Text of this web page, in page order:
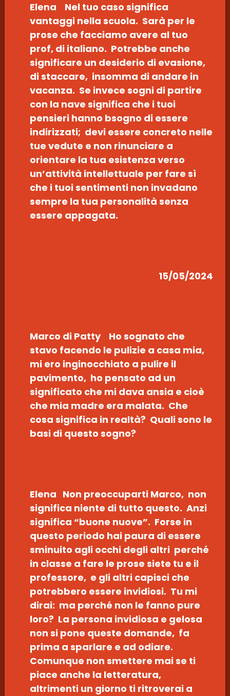
Elena Nel tuo caso significa
vantaggi nella scuola. Sarà per le
prose che facciamo avere al tuo
prof, di italiano. Potrebbe anche
significare un desiderio di evasione,
di staccare, insomma di andare in
vacanza. Se invece sogni di partire
con la nave significa che i tuoi
pensieri hanno bsogno di essere
indirizzati; devi essere concreto nelle
tue vedute e non rinunciare a
orientare la tua esistenza verso
un’attività intellettuale per fare sì
che i tuoi sentimenti non invadano
sempre la tua personalità senza
essere appagata.
15/05/2024
Marco di Patty Ho sognato che
stavo facendo le pulizie a casa mia,
mi ero inginocchiato a pulire il
pavimento, ho pensato ad un
significato che mi dava ansia e cioè
che mia madre era malata. Che
cosa significa in realtà? Quali sono le
basi di questo sogno?
Elena Non preoccuparti Marco, non
significa niente di tutto questo. Anzi
significa “buone nuove”. Forse in
questo periodo hai paura di essere
sminuito agli occhi degli altri perché
in classe a fare le prose siete tu e il
professore, e gli altri capisci che
potrebbero essere invidiosi. Tu mi
dirai: ma perché non le fanno pure
loro? La persona invidiosa e gelosa
non si pone queste domande, fa
prima a sparlare e ad odiare.
Comunque non smettere mai se ti
piace anche la letteratura,
altrimenti un giorno ti ritroverai a